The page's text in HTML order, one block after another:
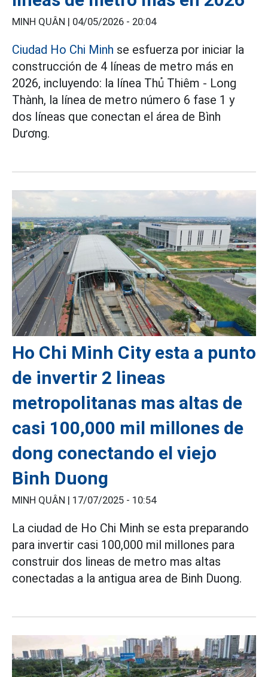
MINH QUÂN | 04/05/2026 - 20:04
Ciudad Ho Chi Minh se esfuerza por iniciar la
construcción de 4 líneas de metro más en
2026, incluyendo: la línea Thủ Thiêm - Long
Thành, la línea de metro número 6 fase 1 y
dos líneas que conectan el área de Bình
Dương.
Ho Chi Minh City esta a punto
de invertir 2 lineas
metropolitanas mas altas de
casi 100,000 mil millones de
dong conectando el viejo
Binh Duong
MINH QUÂN | 17/07/2025 - 10:54
La ciudad de Ho Chi Minh se esta preparando
para invertir casi 100,000 mil millones para
construir dos lineas de metro mas altas
conectadas a la antigua area de Binh Duong.